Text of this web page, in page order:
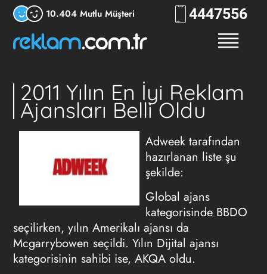
10.404 Mutlu Müşteri 4447556
2011 Yılın En İyi Reklam
Ajansları Belli Oldu
Adweek tarafından
hazırlanan liste şu
şekilde:
Global ajans
kategorisinde BBDO
seçilirken, yılın Amerikalı ajansı da
Mcgarrybowen seçildi. Yılın Dijital ajansı
kategorisinin sahibi ise, AKQA oldu.